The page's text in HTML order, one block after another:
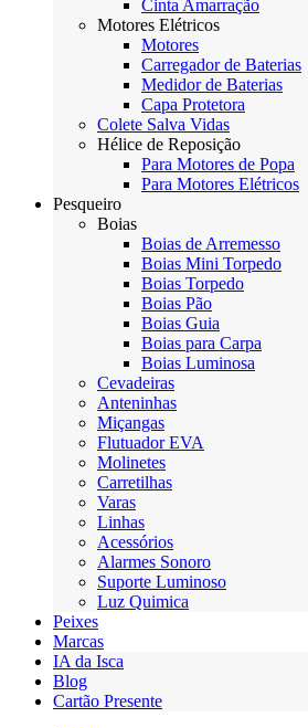
Cinta Amarração
Motores Elétricos
Motores
Carregador de Baterias
Medidor de Baterias
Capa Protetora
Colete Salva Vidas
Hélice de Reposição
Para Motores de Popa
Para Motores Elétricos
Pesqueiro
Boias
Boias de Arremesso
Boias Mini Torpedo
Boias Torpedo
Boias Pão
Boias Guia
Boias para Carpa
Boias Luminosa
Cevadeiras
Anteninhas
Miçangas
Flutuador EVA
Molinetes
Carretilhas
Varas
Linhas
Acessórios
Alarmes Sonoro
Suporte Luminoso
Luz Quimica
Peixes
Marcas
IA da Isca
Blog
Cartão Presente